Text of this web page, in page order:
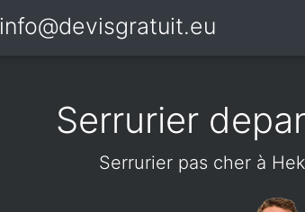
info@devisgratuit.eu
Serrurier
Serrurier pas cher à